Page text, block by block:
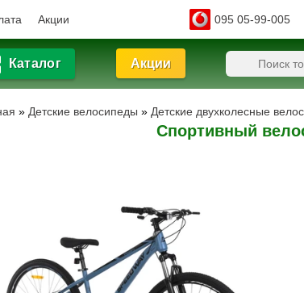
Акции 095 05-99-005
Каталог Акции
» Детские велосипеды » Детские двухколесные
Спортивный